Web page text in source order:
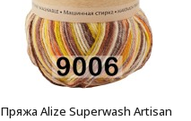
Пряжа Alize Superwash Artisan